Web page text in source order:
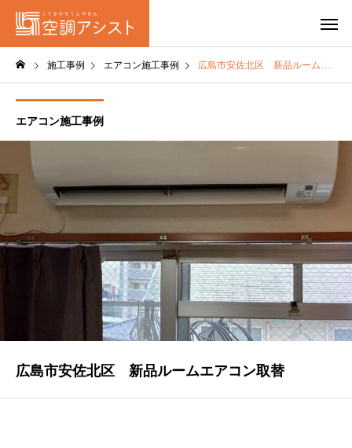
施工事例 エアコン施工事例 広島市安佐北区 新品ルームエアコン取替
エアコン施工事例
広島市安佐北区 新品ルームエアコン取替